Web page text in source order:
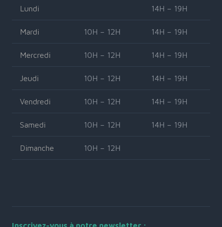
Lundi 14H – 19H
Mardi 10H – 12H 14H – 19H
Mercredi 10H – 12H 14H – 19H
Jeudi 10H – 12H 14H – 19H
Vendredi 10H – 12H 14H – 19H
Samedi 10H – 12H 14H – 19H
Dimanche 10H – 12H